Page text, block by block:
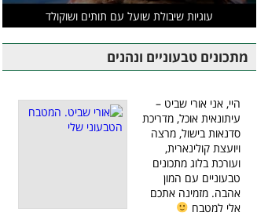
עוגיות שיבולת שועל עם תותים ושוקולד
מתכונים טבעוניים ונהנים
היי, אני אורי שביט –
עיתונאית אוכל, מדריכת
סדנאות בישול, מרצה
ויועצת קולינארית,
ועורכת בלוג מתכונים
טבעוניים עם המון
אהבה. מזמינה אתכם
אלי למטבח